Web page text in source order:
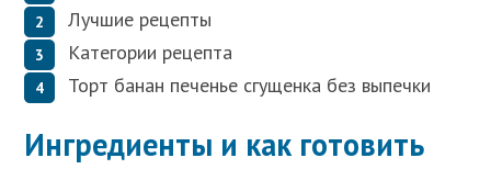
Лучшие рецепты
Категории рецепта
Торт банан печенье сгущенка без выпечки
Ингредиенты и как готовить